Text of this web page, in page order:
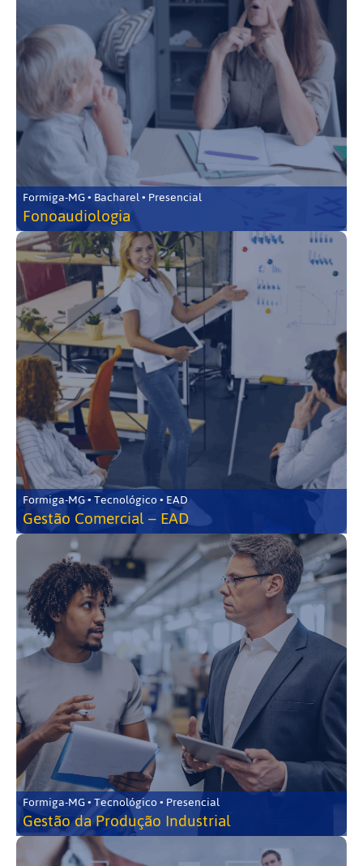
Formiga-MG • Bacharel • Presencial
Fonoaudiologia
Formiga-MG • Tecnológico • EAD
Gestão Comercial – EAD
Formiga-MG • Tecnológico • Presencial
Gestão da Produção Industrial